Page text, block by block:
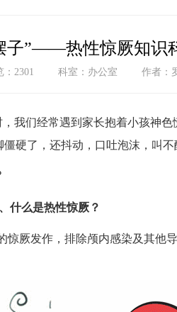
子”——热性惊厥知识
：2301 科室：办公室 作者：
我们经常遇到家长抱着小孩神
硬了，还抖动，口吐泡沫，叫不
什么是热性惊厥？
惊厥发作，排除颅内感染及其